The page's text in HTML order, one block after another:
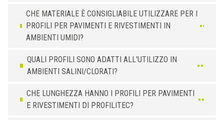
CHE MATERIALE È CONSIGLIABILE UTILIZZARE PER I
PROFILI PER PAVIMENTI E RIVESTIMENTI IN
AMBIENTI UMIDI?
QUALI PROFILI SONO ADATTI ALL'UTILIZZO IN
AMBIENTI SALINI/CLORATI?
CHE LUNGHEZZA HANNO I PROFILI PER PAVIMENTI
E RIVESTIMENTI DI PROFILITEC?